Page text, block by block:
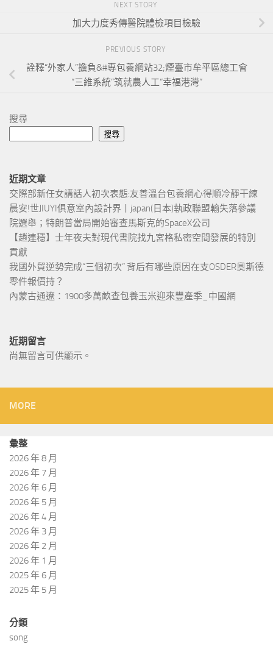
NEXT STORY
加大力度秀傳醫院體檢項目檢驗
PREVIOUS STORY
詮釋“外家人”擔負&#專包養網站32;煙臺市牟平區總工會
“三維系統”筑就農人工“幸福港灣”
搜尋
搜尋
近期文章
交際部新任女講話人初次表態:友善溫台包養網心得順冷靜干練
晨安!世JIUYI俱意室內設計界丨japan(日本)執政聯盟輸失落參議
院選舉；特朗普當局開始審查馬斯克的SpaceX公司
【趙連穩】士年夜夫對現代書院找九宮格私密空間發展的特別
貢獻
我國外貿逆勢完成“三個初次” 背后有哪些原因在支OSDER奧斯德
零件報價持？
內蒙古通遼：1900多萬畝查包養玉米迎來豐產季_中國網
近期留言
尚無留言可供顯示。
MORE
彙整
2026 年 8 月
2026 年 7 月
2026 年 6 月
2026 年 5 月
2026 年 4 月
2026 年 3 月
2026 年 2 月
2026 年 1 月
2025 年 6 月
2025 年 5 月
分類
song